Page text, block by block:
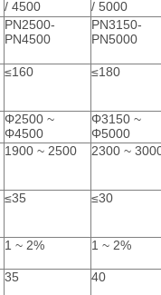
/ 4500
/ 5000
PN2500-
PN4500
PN3150-
PN5000
≤160 ≤180
Φ2500 ~
Φ4500
Φ3150 ~
Φ5000
1900 ~ 2500 2300 ~
≤35 ≤30
1 ~ 2% 1 ~ 2%
35 40